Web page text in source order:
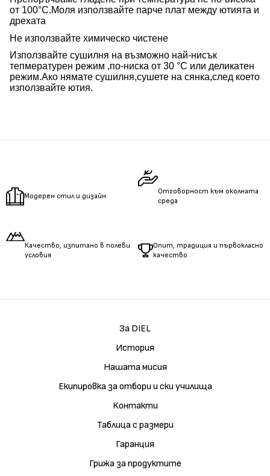
от 100°C.Моля използвайте парче плат между ютията и
дрехата
Не използвайте химическо чистене
Използвайте сушилня на възможно най-нисък
тепмературен режим ,по-ниска от 30 °C или деликатен
режим.Ако нямате сушилня,сушете на сянка,след което
използвайте ютия.
Модерен стил и дизайн
Отговорност към околната
среда
Качество, изпитано в полеви
условия
Опит, традиция и първокласно
качество
За DIEL
История
Нашата мисия
Екипировка за отбори и ски училища
Контакти
Таблица с размери
Гаранция
Грижа за продуктите